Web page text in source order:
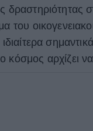
του
αρχίζει να